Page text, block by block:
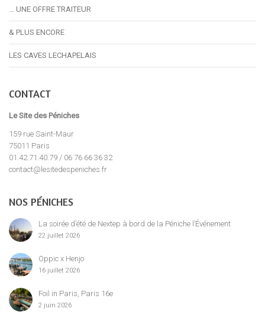
… UNE OFFRE TRAITEUR
& PLUS ENCORE
LES CAVES LECHAPELAIS
CONTACT
Le Site des Péniches
159 rue Saint-Maur
75011 Paris
01.42.71.40.79 / 06 76 66 36 32
contact@lesitedespeniches.fr
NOS PÉNICHES
La soirée d’été de Nextep à bord de la Péniche l’Événement
22 juillet 2026
Oppic x Henjo
16 juillet 2026
Foil in Paris, Paris 16e
2 juin 2026